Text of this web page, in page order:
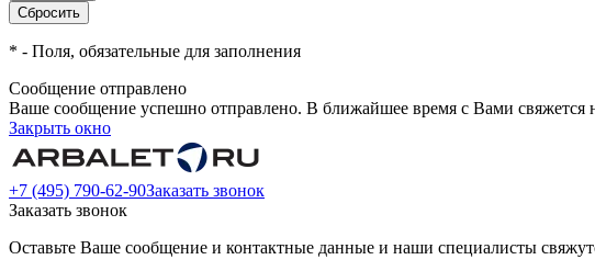
* - Поля, обязательные для заполнения
Сообщение отправлено
Ваше сообщение успешно отправлено. В ближайшее время с Вами свяжется
Закрыть окно
+7 (495) 790-62-90Заказать звонок
Заказать звонок
Оставьте Ваше сообщение и контактные данные и наши специалисты